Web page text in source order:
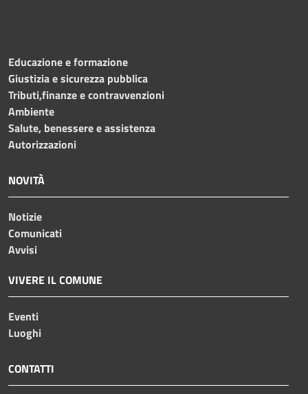
Educazione e formazione
Giustizia e sicurezza pubblica
Tributi,finanze e contravvenzioni
Ambiente
Salute, benessere e assistenza
Autorizzazioni
NOVITÀ
Notizie
Comunicati
Avvisi
VIVERE IL COMUNE
Eventi
Luoghi
CONTATTI